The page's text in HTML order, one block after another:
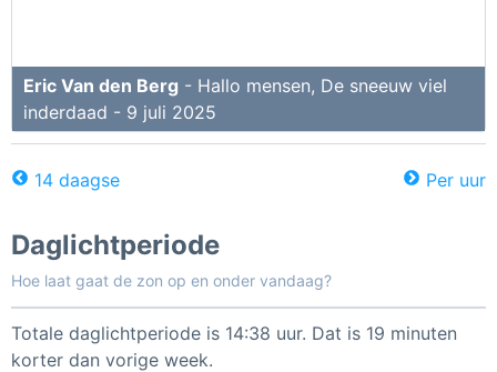
Eric Van den Berg - Hallo mensen, De sneeuw viel
inderdaad - 9 juli 2025
14 daagse Per uur
Daglichtperiode
Hoe laat gaat de zon op en onder vandaag?
Totale daglichtperiode is 14:38 uur. Dat is 19 minuten
korter dan vorige week.